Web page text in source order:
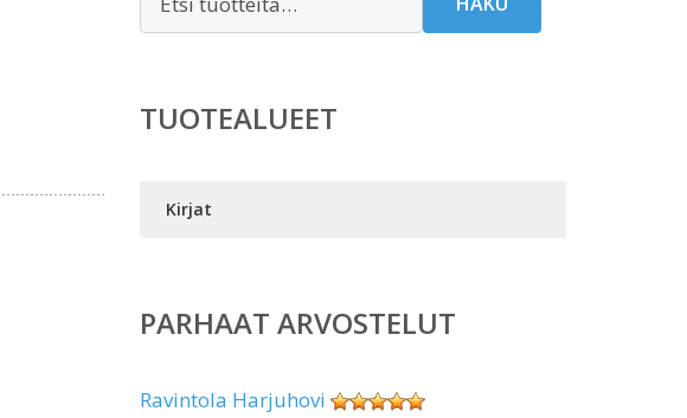
TUOTEALUEET
Kirjat
PARHAAT ARVOSTELUT
Ravintola Harjuhovi